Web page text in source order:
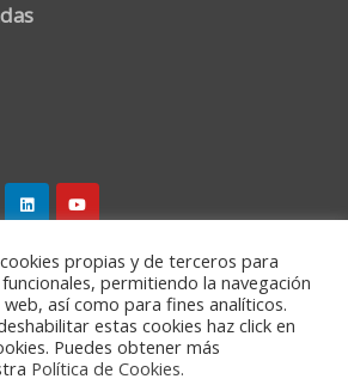
propias y de terceros para
permitiendo la navegación
así como para fines analíticos.
estas cookies haz click en
Puedes obtener más
Política de Cookies.